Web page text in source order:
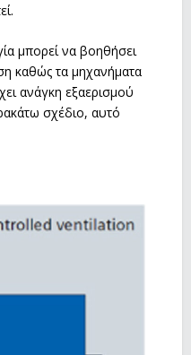
μπορεί να βοηθήσει
καθώς τα μηχανήματα
ανάγκη εξαερισμού
σχέδιο, αυτό